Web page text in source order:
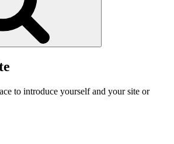
to introduce yourself and your site or